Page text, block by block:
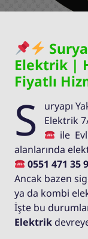
Elektrik |
Fiyatlı
S
uryapı
Elektrik
ile
alanlarında
0551 471 35
Ancak bazen
ya da kombi
İşte bu
Elektrik